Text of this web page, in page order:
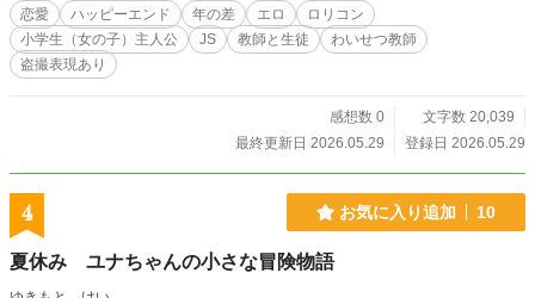
恋愛 ハッピーエンド 年の差 エロ
ロリコン
小学生（女の子）主人公
JS 教師と生徒
わいせつ教師
盗撮表現あり
感想数 0
文字数 20,039
最終更新日 2026.05.29
登録日 2026.05.29
4 お気に入り追加 10
夏休み ユナちゃんの小さな冒険物語